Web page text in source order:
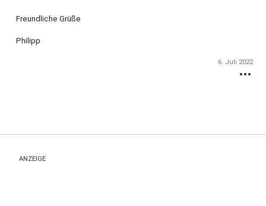
Freundliche Grüße
Philipp
6. Juli 2022
ANZEIGE